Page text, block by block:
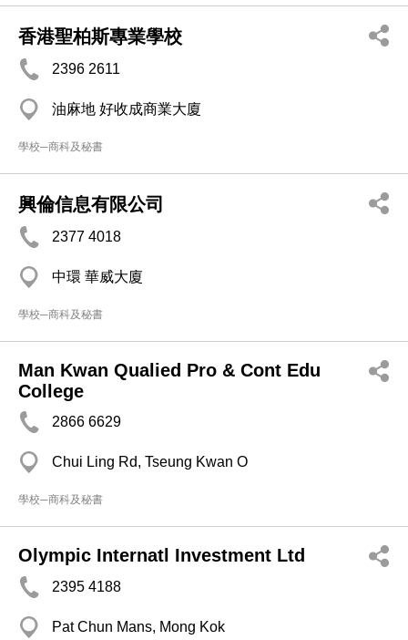
香港聖柏斯專業學校
2396 2611
油麻地 好收成商業大廈
學校─商科及秘書
興倫信息有限公司
2377 4018
中環 華威大廈
學校─商科及秘書
Man Kwan Qualied Pro & Cont Edu
College
2866 6629
Chui Ling Rd, Tseung Kwan O
學校─商科及秘書
Olympic Internatl Investment Ltd
2395 4188
Pat Chun Mans, Mong Kok